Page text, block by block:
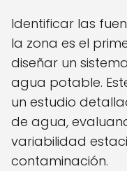
Identificar las
la zona es el
diseñar un
agua potable.
un estudio
de agua,
variabilidad
contaminación.